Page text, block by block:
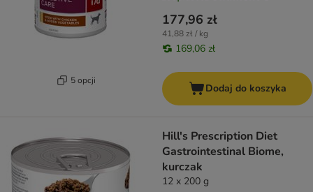
5 opcji
177,96 zł
41,88 zł / kg
169,06 zł
Dodaj do koszyka
Hill's Prescription Diet
Gastrointestinal Biome,
kurczak
12 x 200 g